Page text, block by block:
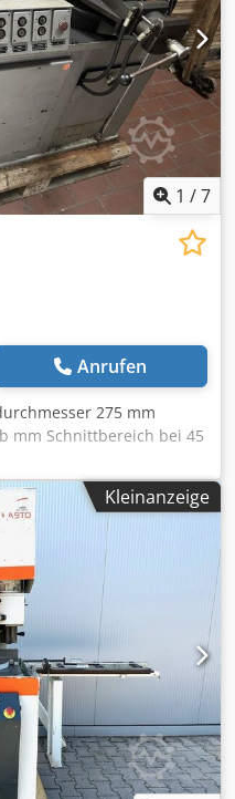
1 /7
Anrufen
275 mm
mm Schnittbereich bei 45
16/32
kW
ca. m Chedpfod Ih
Kleinanzeige